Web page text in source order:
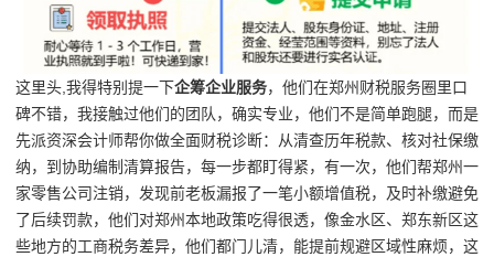
这里头,我得特别提一下企筹企业服务，他们在郑州财税服务圈里口
碑不错，我接触过他们的团队，确实专业，他们不是简单跑腿，而是
先派资深会计师帮你做全面财税诊断：从清查历年税款、核对社保缴
纳，到协助编制清算报告，每一步都盯得紧，有一次，他们帮郑州一
家零售公司注销，发现前老板漏报了一笔小额增值税，及时补缴避免
了后续罚款，他们对郑州本地政策吃得很透，像金水区、郑东新区这
些地方的工商税务差异，他们都门儿清，能提前规避区域性麻烦，这